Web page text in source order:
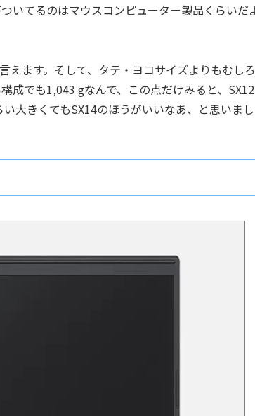
いてるのはマウスコンピューター製品くらいだ
えます。そして、タテ・ヨコサイズよりもむし
成でも1,043 gなんで、この点だけみると、
大きくてもSX14のほうがいいなあ、と思いまし